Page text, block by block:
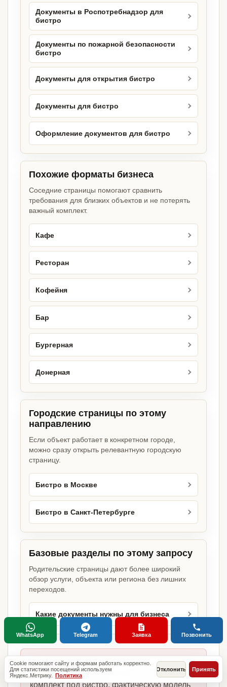
Документы в Роспотребнадзор для
бистро
Документы по пожарной безопасности
бистро
Документы для открытия бистро
Документы для бистро
Оформление документов для бистро
Похожие форматы бизнеса
Соседние страницы помогают сравнить
требования для близких объектов и не потерять
важный комплект.
Кафе
Ресторан
Кофейня
Бар
Бургерная
Донерная
Городские страницы по этому
направлению
Если объект работает в конкретном городе,
можно сразу открыть релевантную городскую
страницу.
Бистро в Москве
Бистро в Санкт-Петербурге
Базовые разделы по этому запросу
Родительские страницы дают более широкий
обзор услуги, объекта или региона без лишних
переходов.
Какие документы нужны для бизнеса
Главное отличие:
не копируем шаблоны, а собираем
комплект под бистро, фактическую модель
Cookie помогают сайту и формам работать корректно.
Для статистики посещений используем
Яндекс.Метрику. Политика
Отклонить Принять
WhatsApp Telegram Заявка Позвонить